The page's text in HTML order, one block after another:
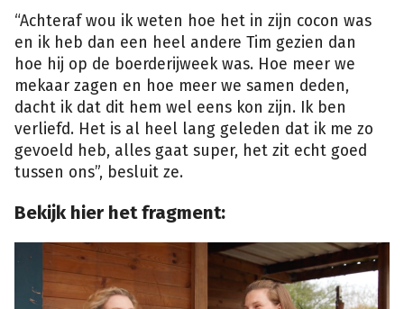
“Achteraf wou ik weten hoe het in zijn cocon was
en ik heb dan een heel andere Tim gezien dan
hoe hij op de boerderijweek was. Hoe meer we
mekaar zagen en hoe meer we samen deden,
dacht ik dat dit hem wel eens kon zijn. Ik ben
verliefd. Het is al heel lang geleden dat ik me zo
gevoeld heb, alles gaat super, het zit echt goed
tussen ons”, besluit ze.
Bekijk hier het fragment: